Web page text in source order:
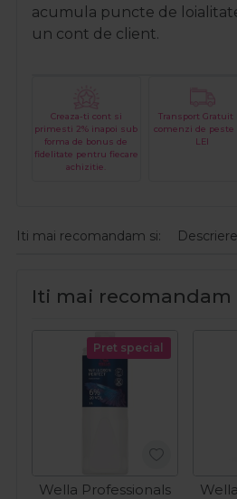
acumula puncte de
un cont de client.
Creaza-ti cont si
primesti 2% inapoi sub
forma de bonus de
fidelitate pentru fiecare
achizitie.
Transport Gratuit
comenzi de peste
LEI
Iti mai recomandam si: Descriere
Iti mai recomandam
Pret special
Wella Professionals